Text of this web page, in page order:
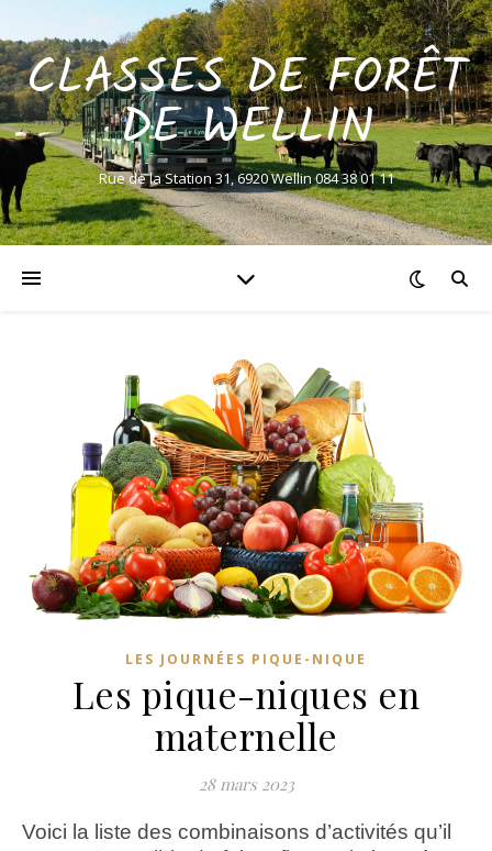
CLASSES DE FORÊT
DE WELLIN
Rue de la Station 31, 6920 Wellin 084 38 01 11
LES JOURNÉES PIQUE-NIQUE
Les pique-niques en
maternelle
28 mars 2023
Voici la liste des combinaisons d’activités qu’il